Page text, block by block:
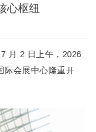
心枢纽
月 2 日上午，2026
际会展中心隆重开